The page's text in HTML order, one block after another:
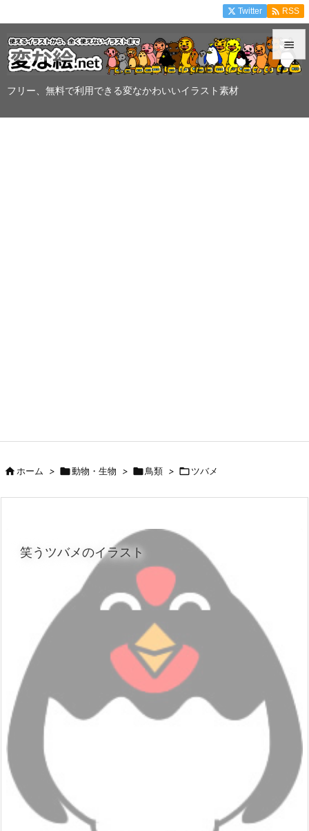
フリー、無料で利用できる変なかわいいイラスト素材


Twitter  RSS
ホーム > 動物・生物 > 鳥類 > ツバメ
笑うツバメのイラスト